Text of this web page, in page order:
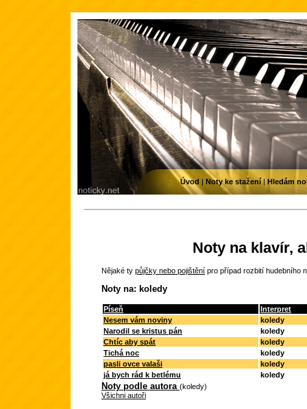
Noty na klavír,
Nějaké ty půjčky nebo pojištění pro případ rozbití hudebního
Noty na: koledy
Píseň
Interpret
Nesem vám noviny
koledy
Narodil se kristus pán
koledy
Chtíc aby spát
koledy
Tichá noc
koledy
pasli ovce valaši
koledy
já bych rád k betlému
koledy
Noty podle autora (koledy)
Všichni autoři
Úvod | Noty ke stažení| Hledám